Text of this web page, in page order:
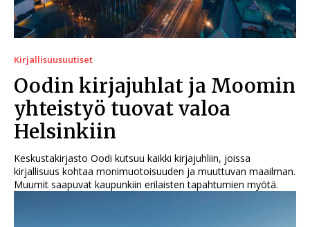
Kirjallisuusuutiset
Oodin kirjajuhlat ja Moomin
yhteistyö tuovat valoa
Helsinkiin
Keskustakirjasto Oodi kutsuu kaikki kirjajuhliin, joissa
kirjallisuus kohtaa monimuotoisuuden ja muuttuvan maailman.
Muumit saapuvat kaupunkiin erilaisten tapahtumien myötä.